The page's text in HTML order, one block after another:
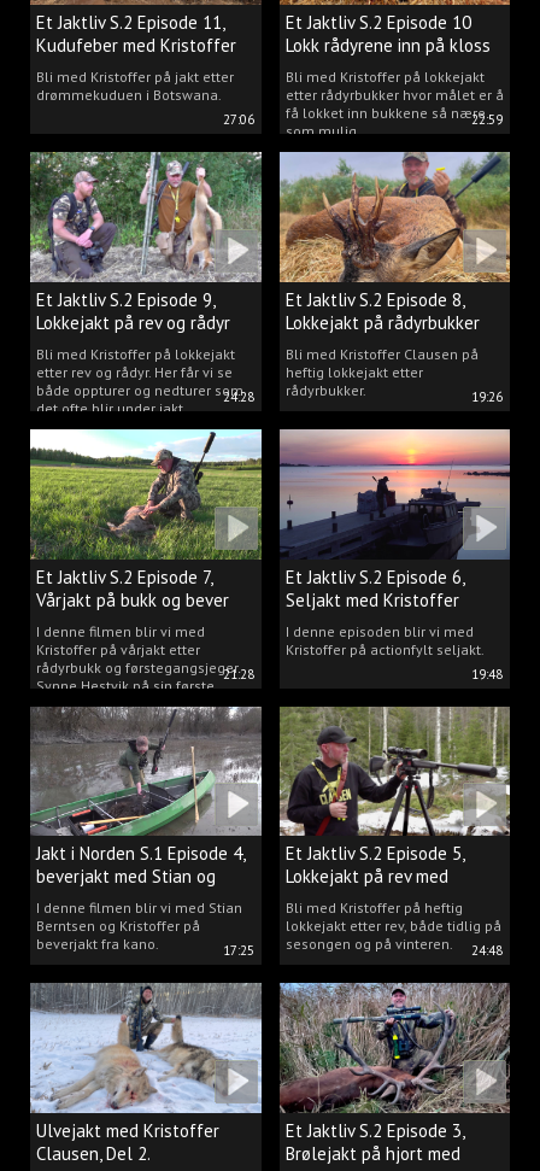
27:06
Et Jaktliv S.2 Episode 11,
Kudufeber med Kristoffer
Clausen
Bli med Kristoffer på jakt etter
drømmekuduen i Botswana.
22:59
Et Jaktliv S.2 Episode 10
Lokk rådyrene inn på kloss
hold.
Bli med Kristoffer på lokkejakt
etter rådyrbukker hvor målet er å
få lokket inn bukkene så nære
som mulig.
24:28
Et Jaktliv S.2 Episode 9,
Lokkejakt på rev og rådyr
med Kristoffer Clausen
Bli med Kristoffer på lokkejakt
etter rev og rådyr. Her får vi se
både oppturer og nedturer som
det ofte blir under jakt.
19:26
Et Jaktliv S.2 Episode 8,
Lokkejakt på rådyrbukker
2023 nr. 1
Bli med Kristoffer Clausen på
heftig lokkejakt etter
rådyrbukker.
21:28
Et Jaktliv S.2 Episode 7,
Vårjakt på bukk og bever
I denne filmen blir vi med
Kristoffer på vårjakt etter
rådyrbukk og førstegangsjeger
Synne Hestvik på sin første
beverjakt.
19:48
Et Jaktliv S.2 Episode 6,
Seljakt med Kristoffer
Clausen
I denne episoden blir vi med
Kristoffer på actionfylt seljakt.
17:25
Jakt i Norden S.1 Episode 4,
beverjakt med Stian og
Kristoffer
I denne filmen blir vi med Stian
Berntsen og Kristoffer på
beverjakt fra kano.
24:48
Et Jaktliv S.2 Episode 5,
Lokkejakt på rev med
Kristoffer Clausen
Bli med Kristoffer på heftig
lokkejakt etter rev, både tidlig på
sesongen og på vinteren.
Ulvejakt med Kristoffer
Clausen, Del 2.
Et Jaktliv S.2 Episode 3,
Brølejakt på hjort med